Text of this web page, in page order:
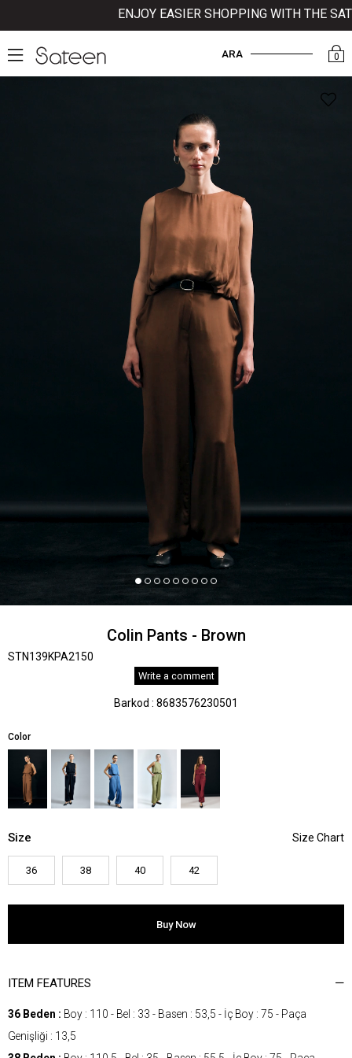
ENJOY EASIER SHOPPING WITH THE
0
ARA
Colin Pants - Brown
STN139KPA2150
Write a comment
Barkod : 8683576230501
Color
Size
36 38 40 42
ITEM FEATURES
36 Beden : Boy : 110 - Bel : 33 - Basen : 53,5 - İç Boy : 75 - Paça
Genişliği : 13,5